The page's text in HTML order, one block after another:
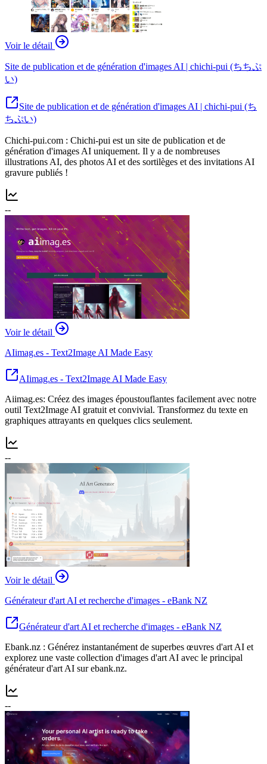
Voir le détail
Site de publication et de génération d'images AI | chichi-pui (ちちぷ
い)
Site de publication et de génération d'images AI | chichi-pui (ち
ちぷい)
Chichi-pui.com : Chichi-pui est un site de publication et de
génération d'images AI uniquement. Il y a de nombreuses
illustrations AI, des photos AI et des sortilèges et des invitations AI
gravure publiés !
--
Voir le détail
AIimag.es - Text2Image AI Made Easy
AIimag.es - Text2Image AI Made Easy
Aiimag.es: Créez des images époustouflantes facilement avec notre
outil Text2Image AI gratuit et convivial. Transformez du texte en
graphiques attrayants en quelques clics seulement.
--
Voir le détail
Générateur d'art AI et recherche d'images - eBank NZ
Générateur d'art AI et recherche d'images - eBank NZ
Ebank.nz : Générez instantanément de superbes œuvres d'art AI et
explorez une vaste collection d'images d'art AI avec le principal
générateur d'art AI sur ebank.nz.
--